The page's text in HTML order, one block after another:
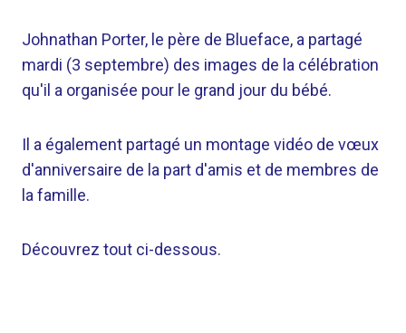
Johnathan Porter, le père de Blueface, a partagé
mardi (3 septembre) des images de la célébration
qu'il a organisée pour le grand jour du bébé.
Il a également partagé un montage vidéo de vœux
d'anniversaire de la part d'amis et de membres de
la famille.
Découvrez tout ci-dessous.